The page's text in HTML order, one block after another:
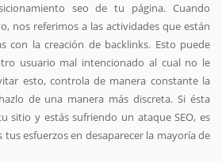
seo de tu página. Cuando
nos referimos a las actividades que están
con la creación de backlinks. Esto puede
usuario mal intencionado al cual no le
esto, controla de manera constante la
de una manera más discreta. Si ésta
sitio y estás sufriendo un ataque SEO, es
esfuerzos en desaparecer la mayoría de